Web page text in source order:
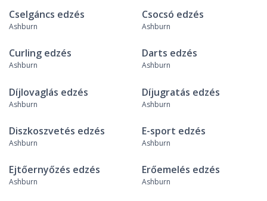
Cselgáncs edzés
Ashburn
Csocsó edzés
Ashburn
Curling edzés
Ashburn
Darts edzés
Ashburn
Díjlovaglás edzés
Ashburn
Díjugratás edzés
Ashburn
Diszkoszvetés edzés
Ashburn
E-sport edzés
Ashburn
Ejtőernyőzés edzés
Ashburn
Erőemelés edzés
Ashburn